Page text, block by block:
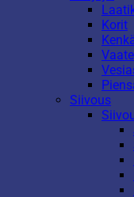
Korit
Siivous